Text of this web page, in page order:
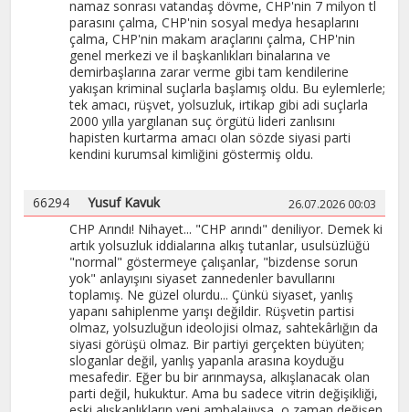
namaz sonrası vatandaş dövme, CHP'nin 7 milyon tl
parasını çalma, CHP'nin sosyal medya hesaplarını
çalma, CHP'nin makam araçlarını çalma, CHP'nin
genel merkezi ve il başkanlıkları binalarına ve
demirbaşlarına zarar verme gibi tam kendilerine
yakışan kriminal suçlarla başlamış oldu. Bu eylemlerle;
tek amacı, rüşvet, yolsuzluk, irtikap gibi adi suçlarla
2000 yılla yargılanan suç örgütü lideri zanlısını
hapisten kurtarma amacı olan sözde siyasi parti
kendini kurumsal kimliğini göstermiş oldu.
66294 Yusuf Kavuk 26.07.2026 00:03
CHP Arındı! Nihayet... "CHP arındı" deniliyor. Demek ki
artık yolsuzluk iddialarına alkış tutanlar, usulsüzlüğü
"normal" göstermeye çalışanlar, "bizdense sorun
yok" anlayışını siyaset zannedenler bavullarını
toplamış. Ne güzel olurdu... Çünkü siyaset, yanlış
yapanı sahiplenme yarışı değildir. Rüşvetin partisi
olmaz, yolsuzluğun ideolojisi olmaz, sahtekârlığın da
siyasi görüşü olmaz. Bir partiyi gerçekten büyüten;
sloganlar değil, yanlış yapanla arasına koyduğu
mesafedir. Eğer bu bir arınmaysa, alkışlanacak olan
parti değil, hukuktur. Ama bu sadece vitrin değişikliği,